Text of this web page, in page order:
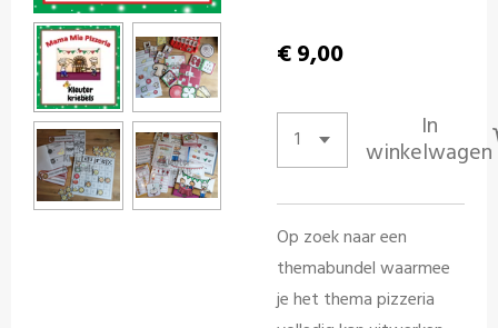
€ 9,00
In
winkelwagen
Op zoek naar een
themabundel waarmee
je het thema pizzeria